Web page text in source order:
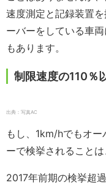
速度測定と記録装置
ーバーをしている車
もあります。
制限速度の110％
出典：写真AC
もし、1km/hでもオ
ーで検挙されることは
2017年前期の検挙超